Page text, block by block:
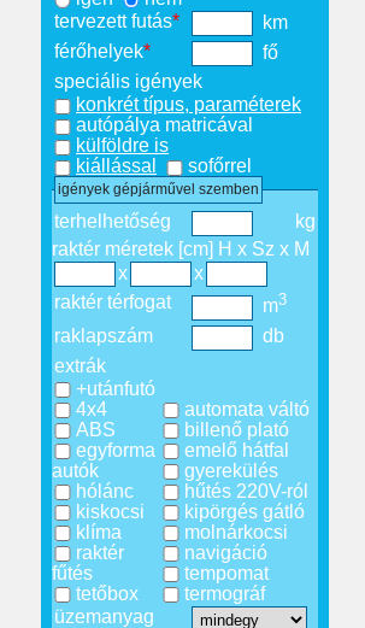
tervezett futás*
km
férőhelyek*
fő
speciális igények
konkrét típus, paraméterek
autópálya matricával
külföldre is
kiállással
sofőrrel
igények gépjárművel szemben
terhelhetőség
kg
raktér méretek [cm] H x Sz x M
x
x
raktér térfogat
m3
raklapszám
db
extrák
+utánfutó
4x4
ABS
egyforma
autók
hólánc
kiskocsi
klíma
raktér
fűtés
tetőbox
automata váltó
billenő plató
emelő hátfal
gyerekülés
hűtés 220V-ról
kipörgés gátló
molnárkocsi
navigáció
tempomat
termográf
üzemanyag